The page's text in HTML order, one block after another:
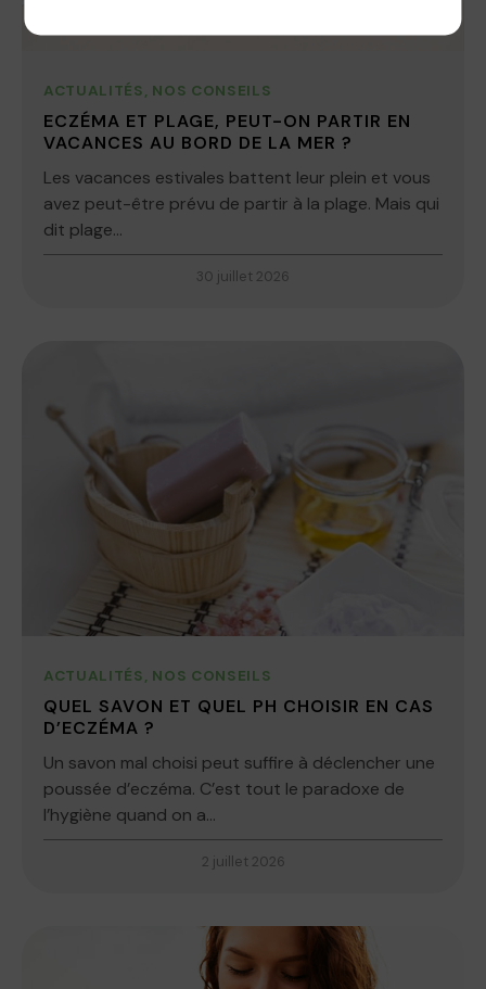
ACTUALITÉS, NOS CONSEILS
ECZÉMA ET PLAGE, PEUT-ON PARTIR EN
VACANCES AU BORD DE LA MER ?
Les vacances estivales battent leur plein et vous
avez peut-être prévu de partir à la plage. Mais qui
dit plage...
30 juillet 2026
ACTUALITÉS, NOS CONSEILS
QUEL SAVON ET QUEL PH CHOISIR EN CAS
D’ECZÉMA ?
Un savon mal choisi peut suffire à déclencher une
poussée d’eczéma. C’est tout le paradoxe de
l’hygiène quand on a...
2 juillet 2026